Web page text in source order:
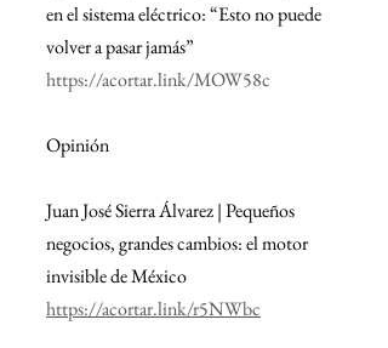
en el sistema eléctrico: “Esto no puede
volver a pasar jamás”
https://acortar.link/MOW58c
Opinión
Juan José Sierra Álvarez | Pequeños
negocios, grandes cambios: el motor
invisible de México
https://acortar.link/r5NWbc